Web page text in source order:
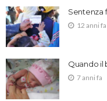
Sentenza
12 anni fa
Quando il
7 anni fa